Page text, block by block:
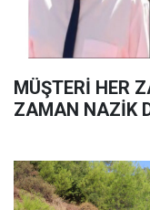
MÜŞTERİ HER
ZAMAN NAZİK